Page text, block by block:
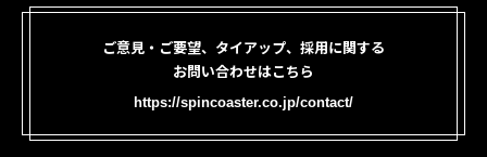
ご意見・ご要望、タイアップ、採用に関する
お問い合わせはこちら
https://spincoaster.co.jp/contact/